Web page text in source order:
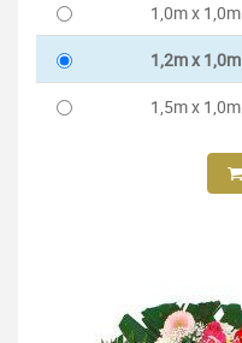
1,0m x 1,0m
1,2m x 1,0m
1,5m x 1,0m